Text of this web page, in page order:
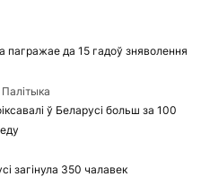
да 15 гадоў зняволення
ў Беларусі больш за 100
загінула 350 чалавек